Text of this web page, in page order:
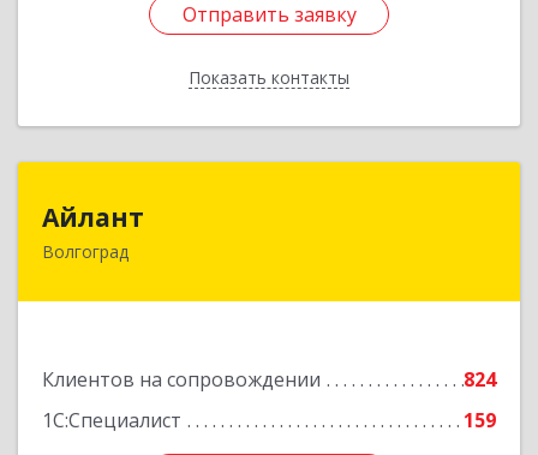
Отправить заявку
Показать контакты
Отправить заявку
Назад
Айлант
Волгоград
Клиентов на сопровождении
824
1С:Специалист
159
400001, Волгоградская обл, Волгоград г, им